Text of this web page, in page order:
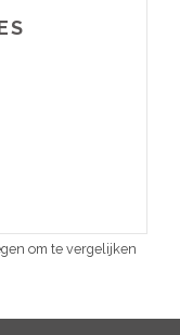
om te vergelijken